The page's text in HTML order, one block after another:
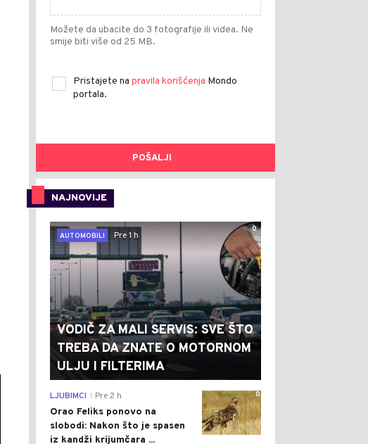
Možete da ubacite do 3 fotografije ili videa. Ne
smije biti više od 25 MB.
Pristajete na pravila korišćenja Mondo
portala.
POŠALJI
NAJNOVIJE
0
AUTOMOBILI
Pre 1 h
VODIČ ZA MALI SERVIS: SVE ŠTO
TREBA DA ZNATE O MOTORNOM
ULJU I FILTERIMA
0
LJUBIMCI Pre 2 h
Orao Feliks ponovo na
slobodi: Nakon što je spasen
iz kandži krijumčara ...